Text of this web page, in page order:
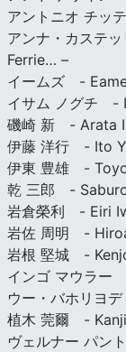
アントニオ チ
アンナ・カステ
Ferrie… –
イームズ -
イサム ノグチ -
磯崎 新 - Arata
伊藤 洋行 - Ito
伊東 豊雄 -
乾 三郎 -
岩倉榮利 - Eiri
岩佐 周明 -
岩根 堅城 -
インゴ マウラ
ウー・バホリヨ
植木 莞爾 -
ヴェルナー パン